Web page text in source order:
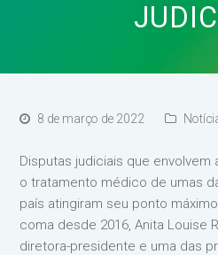
8 de março de 2022
Disputas judiciais que
o tratamento médico de umas
país atingiram seu ponto
coma desde 2016, Anita Louise
diretora-presidente e uma das